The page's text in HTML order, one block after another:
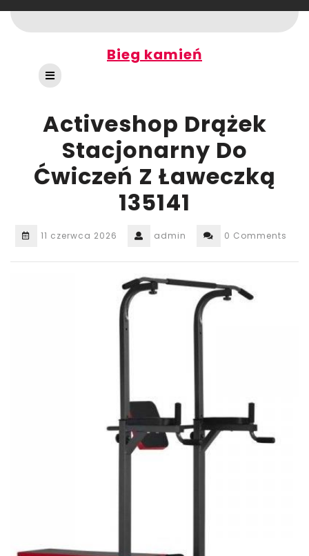
to
content
Bieg kamień
Open
Button
Activeshop Drążek
Stacjonarny Do
Ćwiczeń Z Ławeczką
135141
11 czerwca 2026 admin 0 Comments